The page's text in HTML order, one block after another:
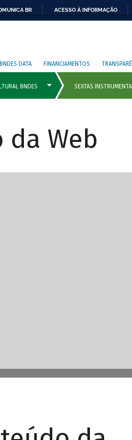
BR ACESSO À INFORMAÇÃO
BNDES DATA FINANCIAMENTOS
Web